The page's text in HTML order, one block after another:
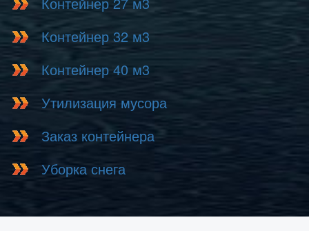
Контейнер 32 м3
Контейнер 40 м3
Утилизация мусора
Заказ контейнера
Уборка снега